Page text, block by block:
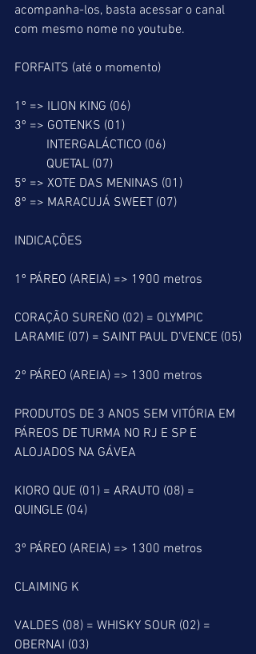
acompanha-los, basta acessar o canal
com mesmo nome no youtube.
FORFAITS (até o momento)
1º => ILION KING (06)
3º => GOTENKS (01)
          INTERGALÁCTICO (06)
          QUETAL (07)
5º => XOTE DAS MENINAS (01)
8º => MARACUJÁ SWEET (07)
INDICAÇÕES
1º PÁREO (AREIA) => 1900 metros
CORAÇÃO SUREÑO (02) = OLYMPIC
LARAMIE (07) = SAINT PAUL D’VENCE (05)
2º PÁREO (AREIA) => 1300 metros
PRODUTOS DE 3 ANOS SEM VITÓRIA EM
PÁREOS DE TURMA NO RJ E SP E
ALOJADOS NA GÁVEA
KIORO QUE (01) = ARAUTO (08) =
QUINGLE (04)
3º PÁREO (AREIA) => 1300 metros
CLAIMING K
VALDES (08) = WHISKY SOUR (02) =
OBERNAI (03)